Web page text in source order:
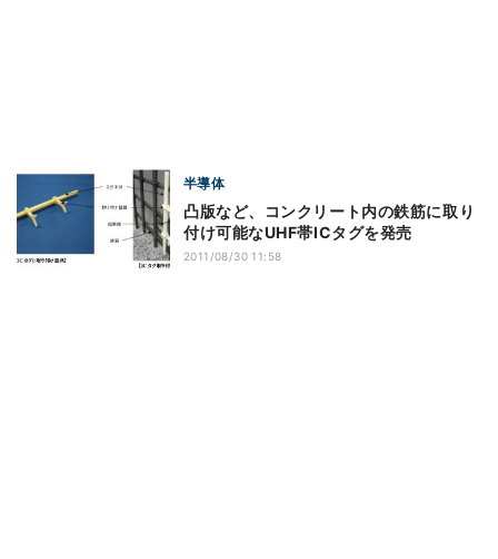
半導体
凸版など、コンクリート内の鉄筋に取り
付け可能なUHF帯ICタグを発売
2011/08/30 11:58